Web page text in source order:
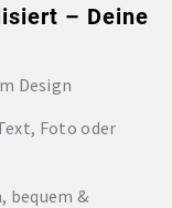
– Deine
Design
Foto oder
bequem &